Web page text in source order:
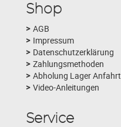
Shop
AGB
Impressum
Datenschutzerklärung
Zahlungsmethoden
Abholung Lager Anfahrt
Video-Anleitungen
Service